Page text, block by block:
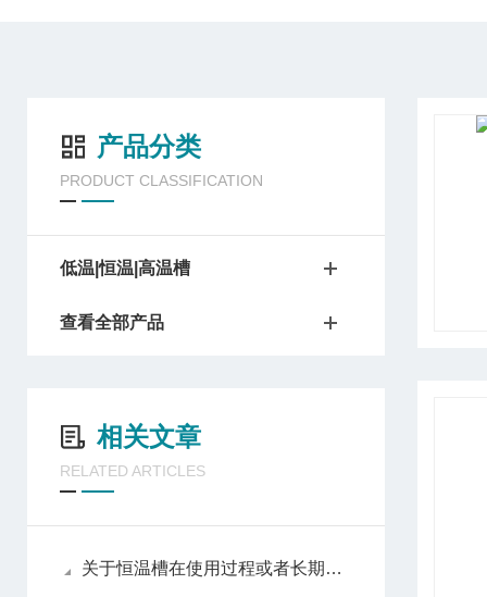
产品分类
PRODUCT CLASSIFICATION
低温|恒温|高温槽
查看全部产品
相关文章
RELATED ARTICLES
关于恒温槽在使用过程或者长期不用的情况下的养护